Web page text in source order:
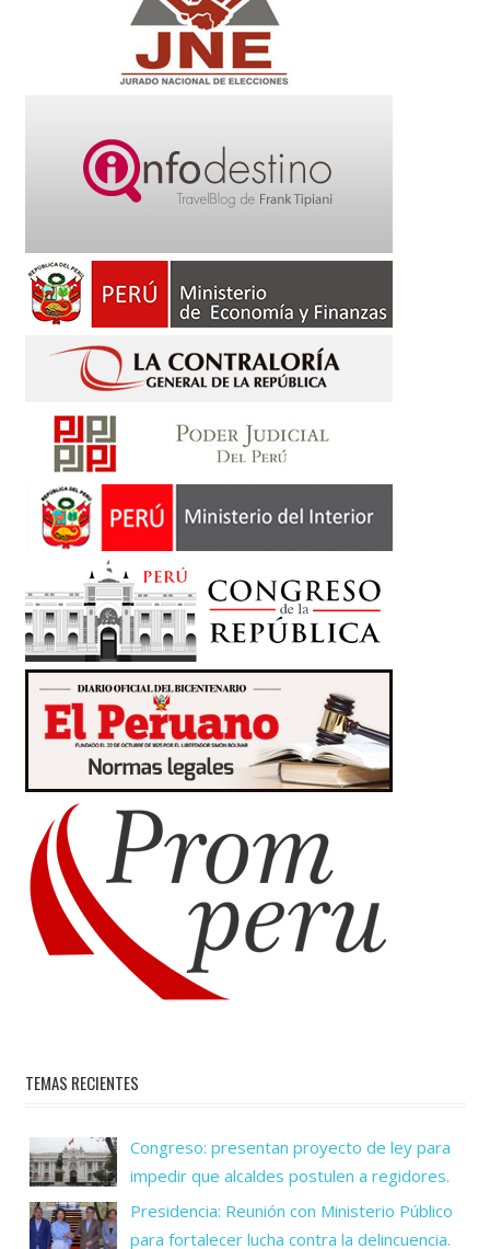
TEMAS RECIENTES
Congreso: presentan proyecto de ley para
impedir que alcaldes postulen a regidores.
Presidencia: Reunión con Ministerio Público
para fortalecer lucha contra la delincuencia.